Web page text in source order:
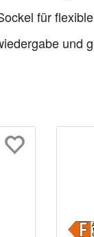
für
und